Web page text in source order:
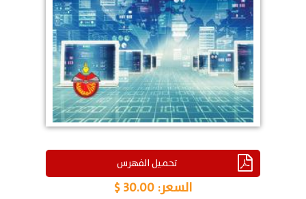
تحميل الفهرس
السعر: 30.00 $